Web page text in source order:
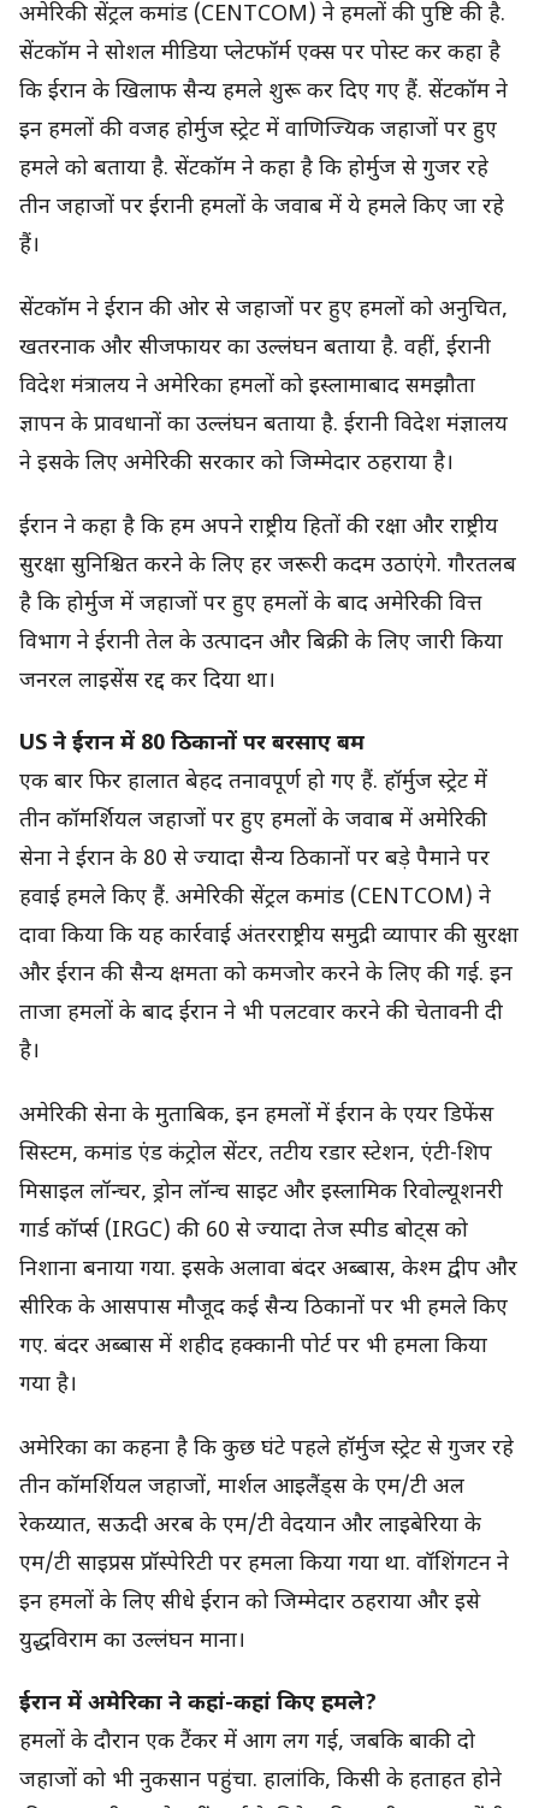
अमेरिकी सेंट्रल कमांड (CENTCOM) ने हमलों की पुष्टि की है.
सेंटकॉम ने सोशल मीडिया प्लेटफॉर्म एक्स पर पोस्ट कर कहा है
कि ईरान के खिलाफ सैन्य हमले शुरू कर दिए गए हैं. सेंटकॉम ने
इन हमलों की वजह होर्मुज स्ट्रेट में वाणिज्यिक जहाजों पर हुए
हमले को बताया है. सेंटकॉम ने कहा है कि होर्मुज से गुजर रहे
तीन जहाजों पर ईरानी हमलों के जवाब में ये हमले किए जा रहे
हैं।
सेंटकॉम ने ईरान की ओर से जहाजों पर हुए हमलों को अनुचित,
खतरनाक और सीजफायर का उल्लंघन बताया है. वहीं, ईरानी
विदेश मंत्रालय ने अमेरिका हमलों को इस्लामाबाद समझौता
ज्ञापन के प्रावधानों का उल्लंघन बताया है. ईरानी विदेश मंज्ञालय
ने इसके लिए अमेरिकी सरकार को जिम्मेदार ठहराया है।
ईरान ने कहा है कि हम अपने राष्ट्रीय हितों की रक्षा और राष्ट्रीय
सुरक्षा सुनिश्चित करने के लिए हर जरूरी कदम उठाएंगे. गौरतलब
है कि होर्मुज में जहाजों पर हुए हमलों के बाद अमेरिकी वित्त
विभाग ने ईरानी तेल के उत्पादन और बिक्री के लिए जारी किया
जनरल लाइसेंस रद्द कर दिया था।
US ने ईरान में 80 ठिकानों पर बरसाए बम
एक बार फिर हालात बेहद तनावपूर्ण हो गए हैं. हॉर्मुज स्ट्रेट में
तीन कॉमर्शियल जहाजों पर हुए हमलों के जवाब में अमेरिकी
सेना ने ईरान के 80 से ज्यादा सैन्य ठिकानों पर बड़े पैमाने पर
हवाई हमले किए हैं. अमेरिकी सेंट्रल कमांड (CENTCOM) ने
दावा किया कि यह कार्रवाई अंतरराष्ट्रीय समुद्री व्यापार की सुरक्षा
और ईरान की सैन्य क्षमता को कमजोर करने के लिए की गई. इन
ताजा हमलों के बाद ईरान ने भी पलटवार करने की चेतावनी दी
है।
अमेरिकी सेना के मुताबिक, इन हमलों में ईरान के एयर डिफेंस
सिस्टम, कमांड एंड कंट्रोल सेंटर, तटीय रडार स्टेशन, एंटी-शिप
मिसाइल लॉन्चर, ड्रोन लॉन्च साइट और इस्लामिक रिवोल्यूशनरी
गार्ड कॉर्प्स (IRGC) की 60 से ज्यादा तेज स्पीड बोट्स को
निशाना बनाया गया. इसके अलावा बंदर अब्बास, केश्म द्वीप और
सीरिक के आसपास मौजूद कई सैन्य ठिकानों पर भी हमले किए
गए. बंदर अब्बास में शहीद हक्कानी पोर्ट पर भी हमला किया
गया है।
अमेरिका का कहना है कि कुछ घंटे पहले हॉर्मुज स्ट्रेट से गुजर रहे
तीन कॉमर्शियल जहाजों, मार्शल आइलैंड्स के एम/टी अल
रेकय्यात, सऊदी अरब के एम/टी वेदयान और लाइबेरिया के
एम/टी साइप्रस प्रॉस्पेरिटी पर हमला किया गया था. वॉशिंगटन ने
इन हमलों के लिए सीधे ईरान को जिम्मेदार ठहराया और इसे
युद्धविराम का उल्लंघन माना।
ईरान में अमेरिका ने कहां-कहां किए हमले?
हमलों के दौरान एक टैंकर में आग लग गई, जबकि बाकी दो
जहाजों को भी नुकसान पहुंचा. हालांकि, किसी के हताहत होने